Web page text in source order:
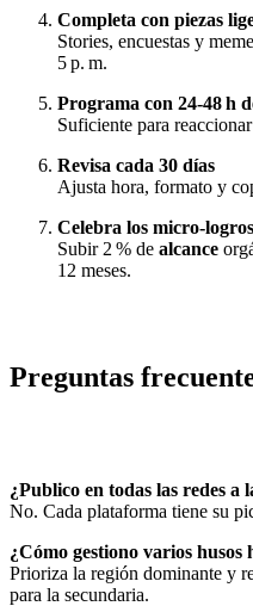
Completa con piezas
Stories, encuestas y
5 p. m.
Programa con 24‑48 h
Suficiente para
Revisa cada 30 días
Ajusta hora, formato y
Celebra los micro‑logros
Subir 2 % de alcance
12 meses.
Preguntas
¿Publico en todas las redes a
No. Cada plataforma tiene su
¿Cómo gestiono varios husos
Prioriza la región dominante y
para la secundaria.